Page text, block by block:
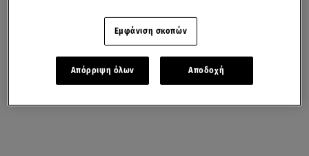
Εμφάνιση σκοπών
Απόρριψη όλων Αποδοχή